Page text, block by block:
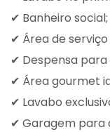
✔ Banheiro social;
✔ Área de
✔ Despensa
✔ Área gourmet
✔ Lavabo
✔ Garagem para